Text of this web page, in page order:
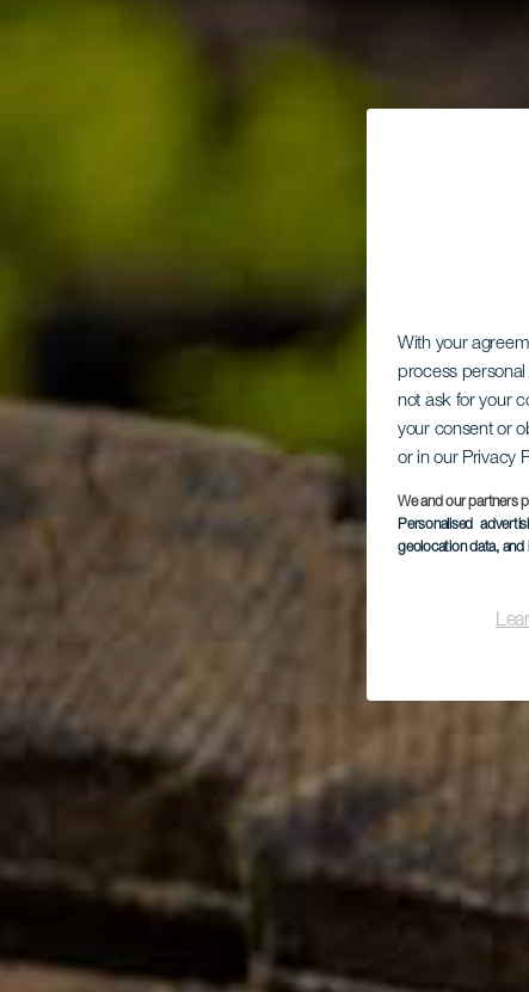
With your
process
not ask for your
your consent or
or in our Privacy
We and our partners
Personalised
geolocation data, and